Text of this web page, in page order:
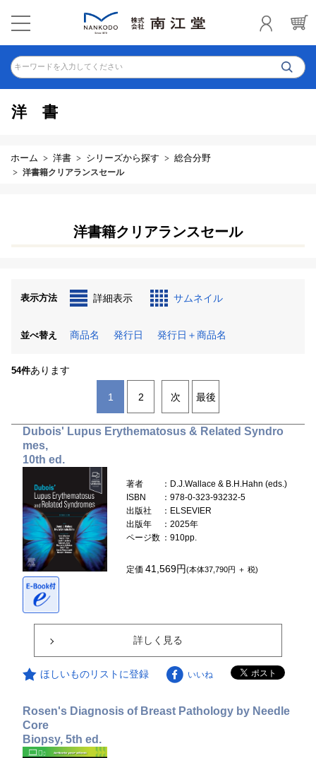
キーワードを入力してください
洋書
ホーム 洋書 シリーズから探す 総合分野
洋書籍クリアランスセール
洋書籍クリアランスセール
表示方法 詳細表示 サムネイル
並べ替え 商品名 発行日 発行日＋商品名
54件あります
1 2 次 最後
Dubois' Lupus Erythematosus & Related Syndro
mes,
10th ed.
著者
：D.J.Wallace & B.H.Hahn (eds.)
ISBN
：978-0-323-93232-5
出版社
：ELSEVIER
出版年
：2025年
ページ数 ：910pp.
定価41,569円(本体37,790円 ＋ 税)
詳しく見る
ほしいものリストに登録 いいね
Rosen's Diagnosis of Breast Pathology by Needle
Core
Biopsy, 5th ed.